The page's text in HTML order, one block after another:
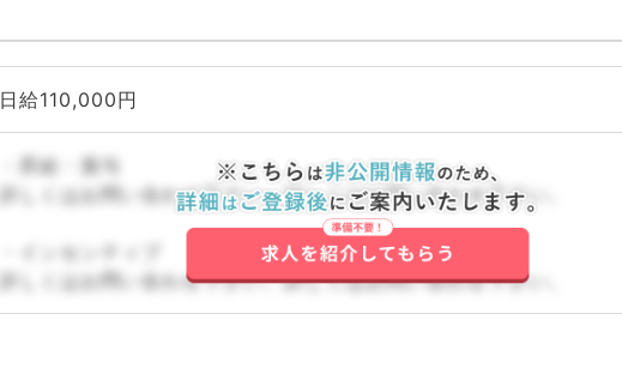
日給110,000円
・昇給・賞与
詳しくはお問い合わせ下さい。詳しくはお問い合わせ下さい。
・インセンティブ
詳しくはお問い合わせ下さい。詳しくはお問い合わせ下さい。